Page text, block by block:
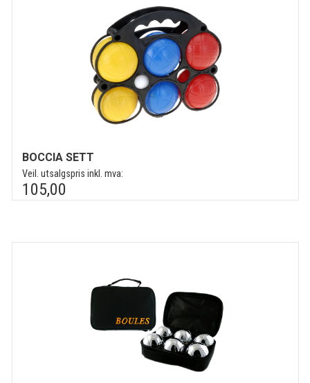
BOCCIA SETT
Veil. utsalgspris inkl. mva:
105,00